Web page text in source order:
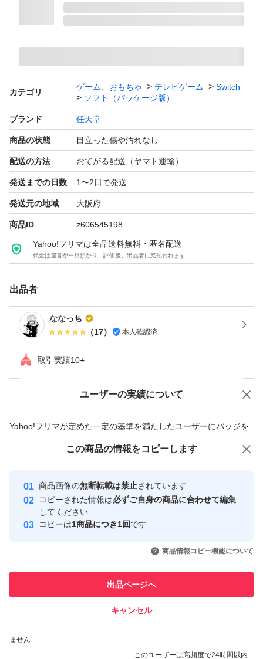
カテゴリ
ゲーム、おもちゃ テレビゲーム
Switch
ソフト（パッケージ版）
ブランド 任天堂
商品の状態 目立った傷や汚れなし
配送の方法 おてがる配送（ヤマト運輸）
発送までの日数 1〜2日で発送
発送元の地域 大阪府
商品ID z606545198
Yahoo!フリマは全品送料無料・匿名配送
代金は運営が一旦預かり、評価後、出品者に支払われます
出品者
ななっち
（17） 本人確認済
取引実績10+
ユーザーの実績について
Yahoo!フリマが定めた一定の基準を満たしたユーザーにバッジを
付与しています
安心取引出品者
心・安全なユーザーです
取引実績
引を完了させた実績があります
での取引実績があります
ません
このユーザーは高頻度で24時間以内
価格の相談 商品への質問
この商品の情報をコピーします
商品画像の無断転載は禁止されています
コピーされた情報は必ずご自身の商品に合わせて編集
してください
コピーは1商品につき1回です
商品情報コピー機能について
出品ページへ
キャンセル
この商品をみている人にオススメ